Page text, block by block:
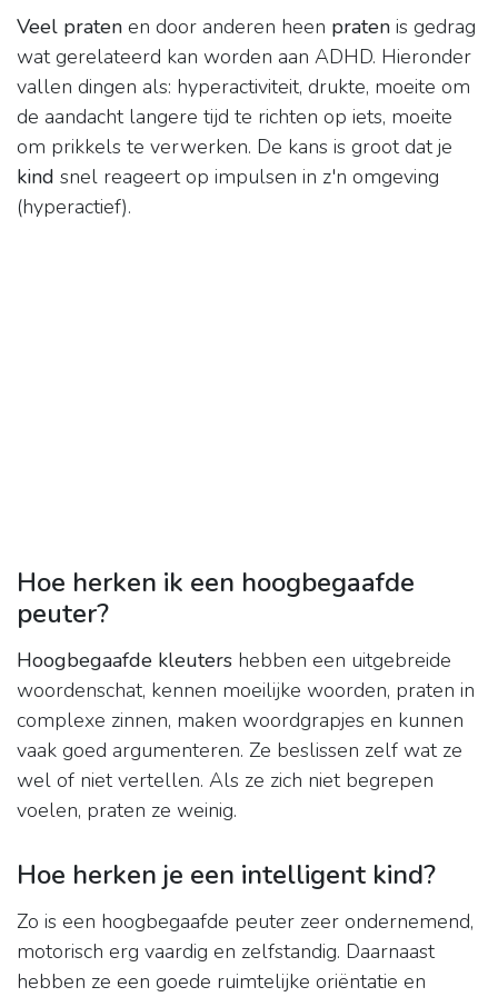
Veel praten en door anderen heen praten is gedrag
wat gerelateerd kan worden aan ADHD. Hieronder
vallen dingen als: hyperactiviteit, drukte, moeite om
de aandacht langere tijd te richten op iets, moeite
om prikkels te verwerken. De kans is groot dat je
kind snel reageert op impulsen in z'n omgeving
(hyperactief).
Hoe herken ik een hoogbegaafde
peuter?
Hoogbegaafde kleuters hebben een uitgebreide
woordenschat, kennen moeilijke woorden, praten in
complexe zinnen, maken woordgrapjes en kunnen
vaak goed argumenteren. Ze beslissen zelf wat ze
wel of niet vertellen. Als ze zich niet begrepen
voelen, praten ze weinig.
Hoe herken je een intelligent kind?
Zo is een hoogbegaafde peuter zeer ondernemend,
motorisch erg vaardig en zelfstandig. Daarnaast
hebben ze een goede ruimtelijke oriëntatie en